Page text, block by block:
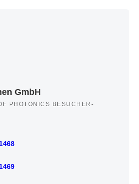
GmbH
PHOTONICS BESUCHER-